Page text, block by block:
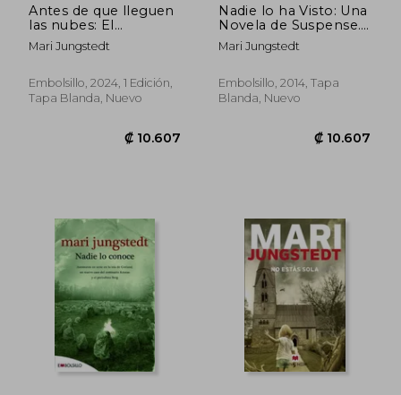
Antes de que lleguen
las nubes: El
inspector Héctor
Correa y la traductora
investigadores en
Málaga
Mari Jungstedt
Embolsillo, 2024, 1 Edición,
Tapa Blanda, Nuevo
Nadie lo ha Visto: Una
Novela de Suspense.
(Embolsillo)
Mari Jungstedt
Embolsillo, 2014, Tapa
Blanda, Nuevo